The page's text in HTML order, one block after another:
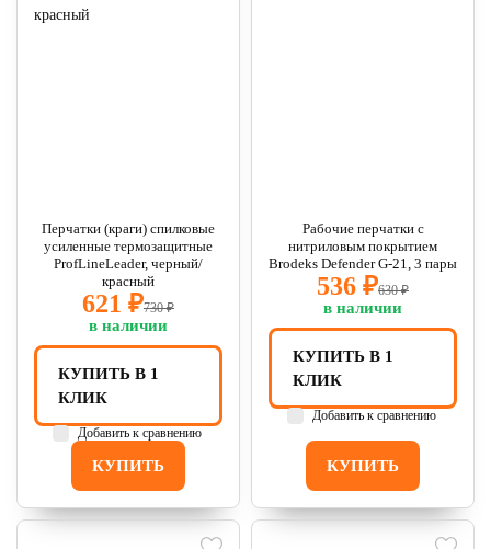
Перчатки (краги) спилковые
усиленные термозащитные
ProfLineLeader, черный/
красный
621 ₽730 ₽
в наличии
КУПИТЬ
КУПИТЬ В 1
КЛИК
Добавить к сравнению
Рабочие перчатки с
нитриловым покрытием
Brodeks Defender G-21, 3 пары
536 ₽630 ₽
в наличии
КУПИТЬ
КУПИТЬ В 1
КЛИК
Добавить к сравнению